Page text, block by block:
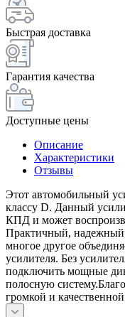
Быстрая доставка
Гарантия качества
Доступные цены
Описание
Характеристики
Отзывы
Этот автомобильный
классу D. Данный
КПД и может
Практичный, надежный,
многое другое
усилителя. Без
подключить мощные
полосную
громкой и